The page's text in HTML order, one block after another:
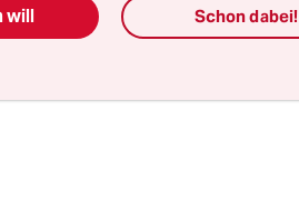
will Schon dabei!